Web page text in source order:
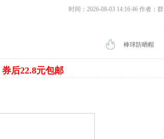
时间：2026-08-03 14:16:46 作者：群
棒球防晒帽
券后22.8元包邮